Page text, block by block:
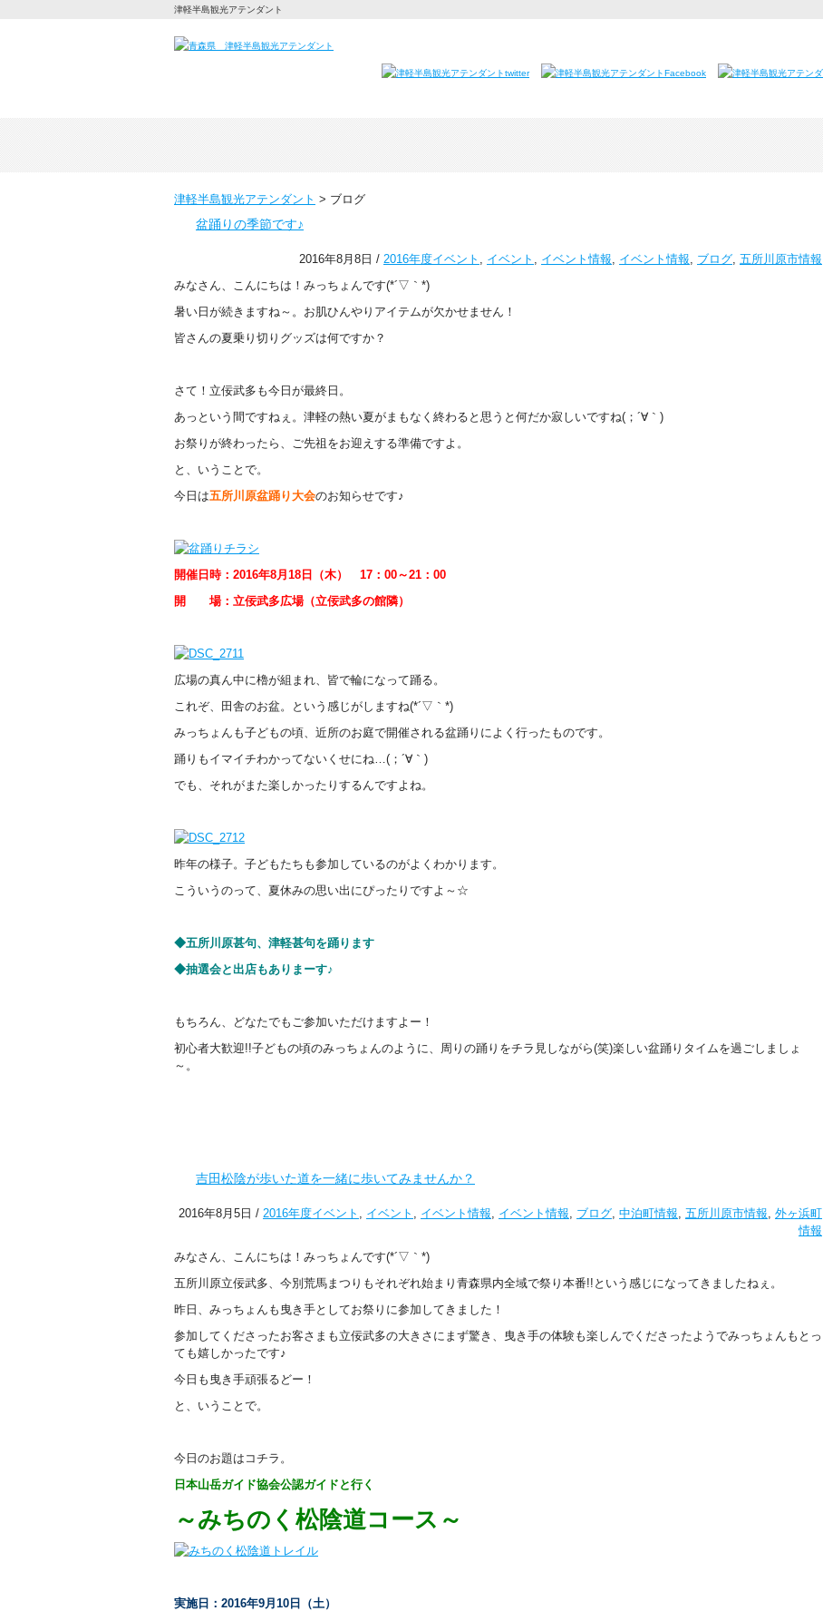
津軽半島観光アテンダント
津軽半島観光アテンダント > ブログ
盆踊りの季節です♪
2016年8月8日 / 2016年度イベント , イベント , イベント情報, イベント情報, ブログ, 五所川原市情報
みなさん、こんにちは！みっちょんです(*´▽｀*)
暑い日が続きますね～。お肌ひんやりアイテムが欠かせません！
皆さんの夏乗り切りグッズは何ですか？
さて！立佞武多も今日が最終日。
あっという間ですねぇ。津軽の熱い夏がまもなく終わると思うと何だか寂しいですね(；´∀｀)
お祭りが終わったら、ご先祖をお迎えする準備ですよ。
と、いうことで。
今日は五所川原盆踊り大会のお知らせです♪
開催日時：2016年8月18日（木） 17：00～21：00
開 場：立佞武多広場（立佞武多の館隣）
広場の真ん中に櫓が組まれ、皆で輪になって踊る。
これぞ、田舎のお盆。という感じがしますね(*´▽｀*)
みっちょんも子どもの頃、近所のお庭で開催される盆踊りによく行ったものです。
踊りもイマイチわかってないくせにね…(；´∀｀)
でも、それがまた楽しかったりするんですよね。
昨年の様子。子どもたちも参加しているのがよくわかります。
こういうのって、夏休みの思い出にぴったりですよ～☆
◆五所川原甚句、津軽甚句を踊ります
◆抽選会と出店もありまーす♪
もちろん、どなたでもご参加いただけますよー！
初心者大歓迎!!子どもの頃のみっちょんのように、周りの踊りをチラ見しながら(笑)楽しい盆踊りタイムを過ごしましょ
～。
吉田松陰が歩いた道を一緒に歩いてみませんか？
2016年8月5日 / 2016年度イベント , イベント , イベント情報, イベント情報, ブログ, 中泊町情報, 五所川原市情報, 外ヶ浜町
情報
みなさん、こんにちは！みっちょんです(*´▽｀*)
五所川原立佞武多、今別荒馬まつりもそれぞれ始まり青森県内全域で祭り本番!!という感じになってきましたねぇ。
昨日、みっちょんも曳き手としてお祭りに参加してきました！
参加してくださったお客さまも立佞武多の大きさにまず驚き、曳き手の体験も楽しんでくださったようでみっちょんもとっ
ても嬉しかったです♪
今日も曳き手頑張るどー！
と、いうことで。
今日のお題はコチラ。
日本山岳ガイド協会公認ガイドと行く
～みちのく松陰道コース～
実施日：2016年9月10日（土）